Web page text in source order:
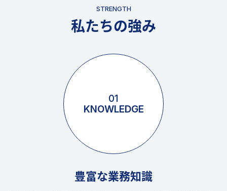
STRENGTH
私たちの強み
01
KNOWLEDGE
豊富な業務知識